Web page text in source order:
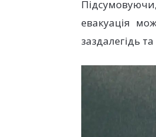
евакуація
заздалегідь